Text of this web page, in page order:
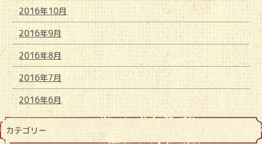
2016年10月
2016年9月
2016年8月
2016年7月
2016年6月
カテゴリー